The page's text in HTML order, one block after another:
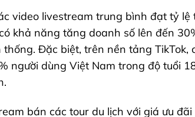
video livestream trung bình đạt tỷ
khả năng tăng doanh số lên đến
Đặc biệt, trên nền tảng TikTok,
người dùng Việt Nam trong độ tuổi